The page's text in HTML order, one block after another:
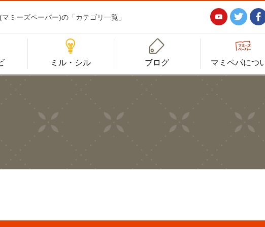
ミーズペーパー)の「カテゴリ一覧」   

ミル・シル

ブログ

マミペパにつ